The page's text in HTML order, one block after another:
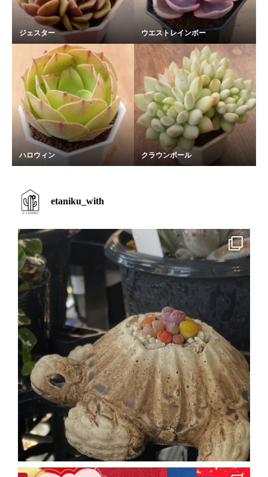
ジェスター ウエストレインボー
ハロウィン クラウンボール
etaniku_with